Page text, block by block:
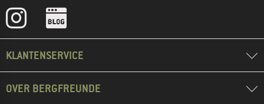
KLANTENSERVICE
OVER BERGFREUNDE